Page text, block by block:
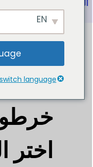
الطابعة
اختر
EN
language